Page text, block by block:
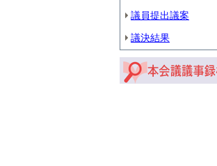
議員提出議案
議決結果